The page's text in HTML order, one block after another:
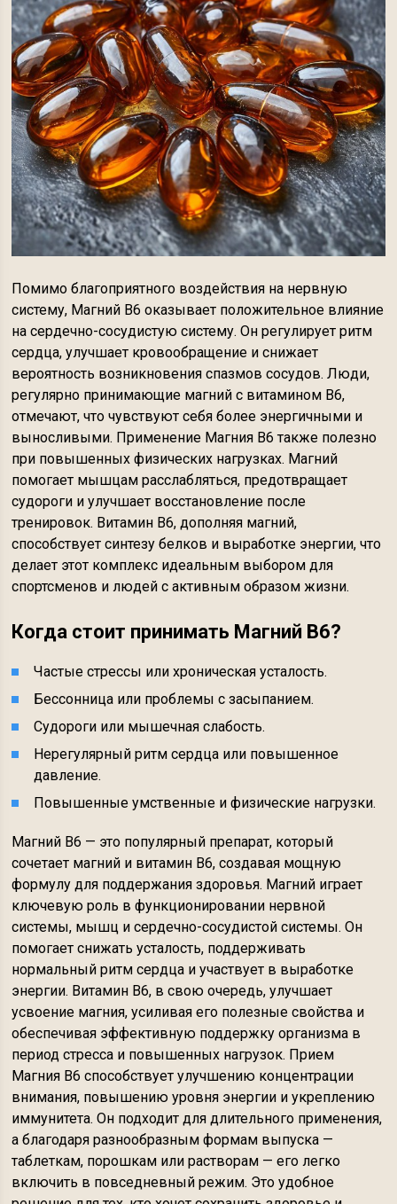
Помимо благоприятного воздействия на нервную
систему, Магний В6 оказывает положительное влияние
на сердечно-сосудистую систему. Он регулирует ритм
сердца, улучшает кровообращение и снижает
вероятность возникновения спазмов сосудов. Люди,
регулярно принимающие магний с витамином В6,
отмечают, что чувствуют себя более энергичными и
выносливыми. Применение Магния В6 также полезно
при повышенных физических нагрузках. Магний
помогает мышцам расслабляться, предотвращает
судороги и улучшает восстановление после
тренировок. Витамин В6, дополняя магний,
способствует синтезу белков и выработке энергии, что
делает этот комплекс идеальным выбором для
спортсменов и людей с активным образом жизни.
Когда стоит принимать Магний В6?
Частые стрессы или хроническая усталость.
Бессонница или проблемы с засыпанием.
Судороги или мышечная слабость.
Нерегулярный ритм сердца или повышенное
давление.
Повышенные умственные и физические нагрузки.
Магний В6 — это популярный препарат, который
сочетает магний и витамин B6, создавая мощную
формулу для поддержания здоровья. Магний играет
ключевую роль в функционировании нервной
системы, мышц и сердечно-сосудистой системы. Он
помогает снижать усталость, поддерживать
нормальный ритм сердца и участвует в выработке
энергии. Витамин B6, в свою очередь, улучшает
усвоение магния, усиливая его полезные свойства и
обеспечивая эффективную поддержку организма в
период стресса и повышенных нагрузок. Прием
Магния В6 способствует улучшению концентрации
внимания, повышению уровня энергии и укреплению
иммунитета. Он подходит для длительного применения,
а благодаря разнообразным формам выпуска —
таблеткам, порошкам или растворам — его легко
включить в повседневный режим. Это удобное